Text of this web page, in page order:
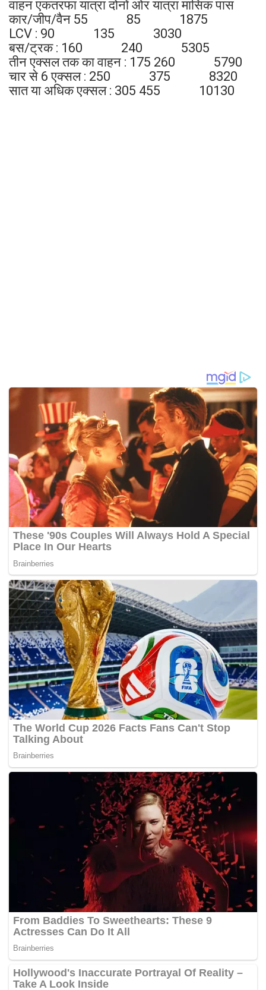
वाहन एकतरफा यात्रा दोनों ओर यात्रा मासिक पास
कार/जीप/वैन 55 85 1875
LCV : 90 135 3030
बस/ट्रक : 160 240 5305
तीन एक्सल तक का वाहन : 175 260 5790
चार से 6 एक्सल : 250 375 8320
सात या अधिक एक्सल : 305 455 10130